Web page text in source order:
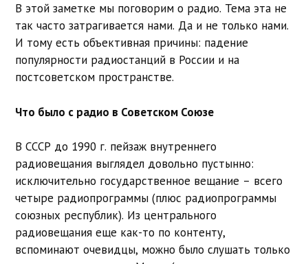
В этой заметке мы поговорим о радио. Тема эта не
так часто затрагивается нами. Да и не только нами.
И тому есть объективная причины: падение
популярности радиостанций в России и на
постсоветском пространстве.
Что было с радио в Советском Союзе
В СССР до 1990 г. пейзаж внутреннего
радиовещания выглядел довольно пустынно:
исключительно государственное вещание – всего
четыре радиопрограммы (плюс радиопрограммы
союзных республик). Из центрального
радиовещания еще как-то по контенту,
вспоминают очевидцы, можно было слушать только